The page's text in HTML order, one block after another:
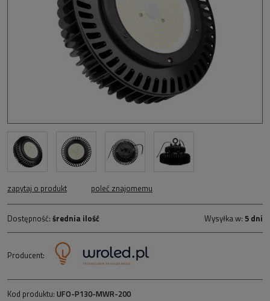
zapytaj o produkt poleć znajomemu
Dostępność: średnia ilość Wysyłka w: 5 dni
Producent:
Kod produktu: UFO-P130-MWR-200